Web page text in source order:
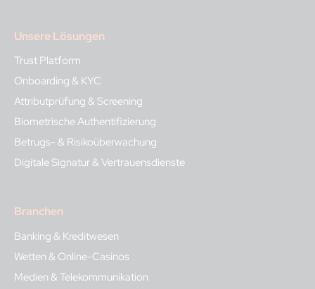
Unsere Lösungen
Trust Platform
Onboarding & KYC
Attributprüfung & Screening
Biometrische Authentifizierung
Betrugs- & Risikoüberwachung
Digitale Signatur & Vertrauensdienste
Branchen
Banking & Kreditwesen
Wetten & Online-Casinos
Medien & Telekommunikation